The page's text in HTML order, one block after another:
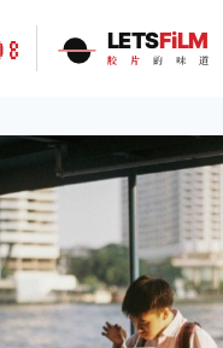
LETSFiLM
胶 片 的 味 道